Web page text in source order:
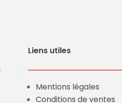
Liens utiles
Mentions légales
Conditions de ventes